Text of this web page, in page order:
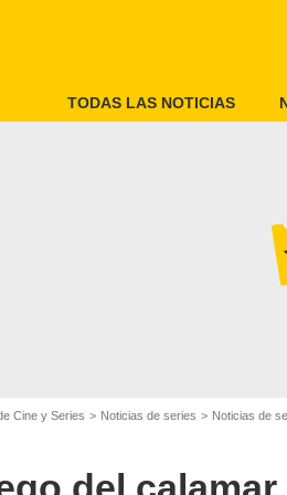
TODAS LAS NOTICIAS
Cine y Series Noticias de series Noticias de